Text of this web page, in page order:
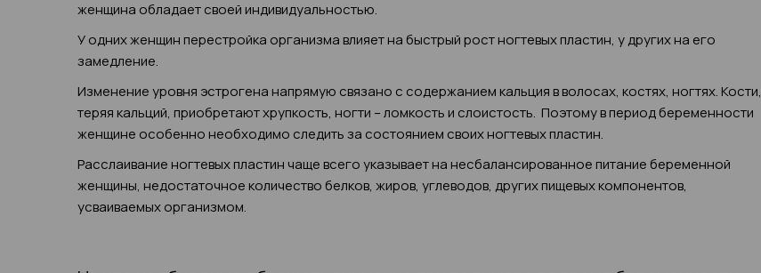
женщина обладает своей индивидуальностью.
У одних женщин перестройка организма влияет на быстрый рост ногтевых пластин, у других на его
замедление.
Изменение уровня эстрогена напрямую связано с содержанием кальция в волосах, костях, ногтях. Кости,
теряя кальций, приобретают хрупкость, ногти – ломкость и слоистость. Поэтому в период беременности
женщине особенно необходимо следить за состоянием своих ногтевых пластин.
Расслаивание ногтевых пластин чаще всего указывает на несбалансированное питание беременной
женщины, недостаточное количество белков, жиров, углеводов, других пищевых компонентов,
усваиваемых организмом.